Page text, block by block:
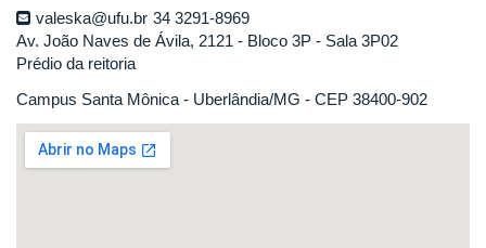
valeska@ufu.br 34 3291-8969
Av. João Naves de Ávila, 2121 - Bloco 3P - Sala 3P02
Prédio da reitoria
Campus Santa Mônica - Uberlândia/MG - CEP 38400-902